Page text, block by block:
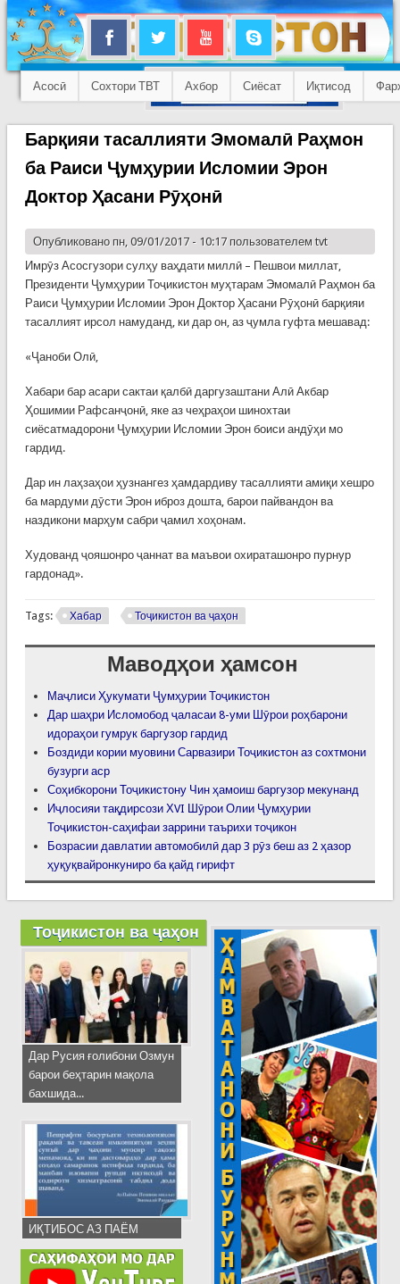
Асосӣ Сохтори ТВТ Ахбор Сиёсат Иқтисод
Барқияи тасаллияти Эмомалӣ Раҳмон
ба Раиси Ҷумҳурии Исломии Эрон
Доктор Ҳасани Рӯҳонӣ
Опубликовано пн, 09/01/2017 - 10:17 пользователем tvt
Имрӯз Асосгузори сулҳу ваҳдати миллӣ – Пешвои миллат,
Президенти Ҷумҳурии Тоҷикистон муҳтарам Эмомалӣ Раҳмон ба
Раиси Ҷумҳурии Исломии Эрон Доктор Ҳасани Рӯҳонӣ барқияи
тасаллият ирсол намуданд, ки дар он, аз ҷумла гуфта мешавад:
«Ҷаноби Олӣ,
Хабари бар асари сактаи қалбӣ даргузаштани Алӣ Акбар
Ҳошимии Рафсанҷонӣ, яке аз чеҳраҳои шинохтаи
сиёсатмадорони Ҷумҳурии Исломии Эрон боиси андӯҳи мо
гардид.
Дар ин лаҳзаҳои ҳузнангез ҳамдардиву тасаллияти амиқи хешро
ба мардуми дӯсти Эрон иброз дошта, барои пайвандон ва
наздикони марҳум сабри ҷамил хоҳонам.
Худованд ҷояшонро ҷаннат ва маъвои охираташонро пурнур
гардонад».
Tags: Хабар Тоҷикистон ва ҷаҳон
Маводҳои ҳамсон
Маҷлиси Ҳукумати Ҷумҳурии Тоҷикистон
Дар шаҳри Исломобод ҷаласаи 8-уми Шӯрои роҳбарони
идораҳои гумрук баргузор гардид
Боздиди кории муовини Сарвазири Тоҷикистон аз сохтмони
бузурги аср
Соҳибкорони Тоҷикистону Чин ҳамоиш баргузор мекунанд
Иҷлосияи тақдирсози ХVI Шӯрои Олии Ҷумҳурии
Тоҷикистон-саҳифаи заррини таърихи тоҷикон
Бозрасии давлатии автомобилӣ дар 3 рӯз беш аз 2 ҳазор
ҳуқуқвайронкуниро ба қайд гирифт
Тоҷикистон ва ҷаҳон
Дар Русия ғолибони Озмун
барои беҳтарин мақола
бахшида...
ИҚТИБОС АЗ ПАЁМ